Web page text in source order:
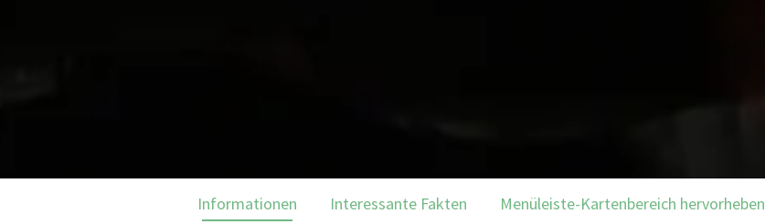
Informationen Interessante Fakten Menüleiste-Kartenbereich hervorheben